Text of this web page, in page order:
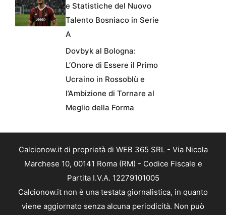
e Statistiche del Nuovo
Talento Bosniaco in Serie
A
Dovbyk al Bologna:
L’Onore di Essere il Primo
Ucraino in Rossoblù e
l’Ambizione di Tornare al
Meglio della Forma
Calcionow.it di proprietà di WEB 365 SRL - Via Nicola
Marchese 10, 00141 Roma (RM) - Codice Fiscale e
Partita I.V.A. 12279101005
Calcionow.it non è una testata giornalistica, in quanto
viene aggiornato senza alcuna periodicità. Non può